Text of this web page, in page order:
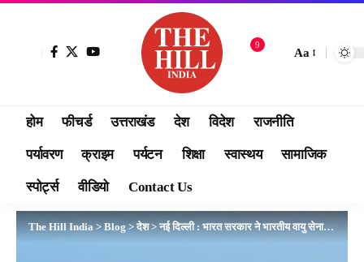
9
Aa
होम फीचर्ड उत्तराखंड देश विदेश राजनीति
पर्यावरण क्राइम पर्यटन शिक्षा स्वास्थय सामाजिक
स्पोर्ट्स वीडियो Contact Us
The Hill India>Blog>देश>नई दिल्ली : भारत सरकार ने भारतीय वायु सेना में हथियार प्रणाली शाखा के निर्माण को मंजूरी दी